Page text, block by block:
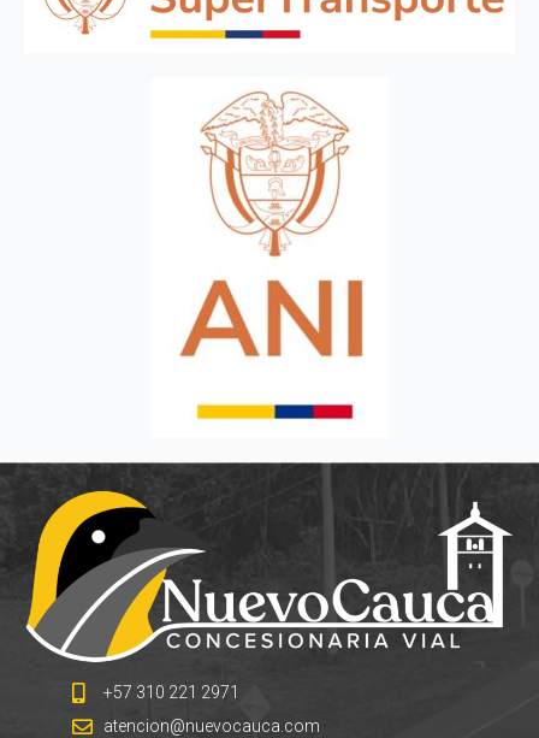
+57 310 221 2971
atencion@nuevocauca.com